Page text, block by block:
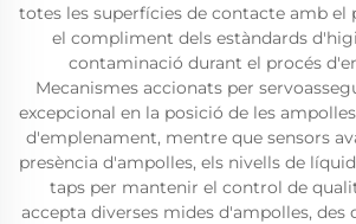
totes les superfícies de contacte amb el
el compliment dels estàndards
contaminació durant el procés
Mecanismes accionats per
excepcional en la posició de les
d'emplenament, mentre que sensors
presència d'ampolles, els nivells de
taps per mantenir el control de
accepta diverses mides d'ampolles, des